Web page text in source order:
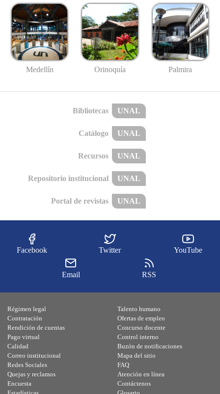
Medellín Orinoquía Palmira
Bibliotecas UNAL
Catálogo UNAL
Recursos UNAL
Repositorio institucional UNAL
Portal de revistas UNAL
Facebook Twitter YouTube
Email RSS
Régimen legal
Contratación
Rendición de cuentas
Pago virtual
Calidad
Talento humano
Ofertas de empleo
Concurso docente
Control interno
Buzón de notificaciones
Correo institucional
Redes Sociales
Quejas y reclamos
Encuesta
Mapa del sitio
FAQ
Atención en línea
Contáctenos